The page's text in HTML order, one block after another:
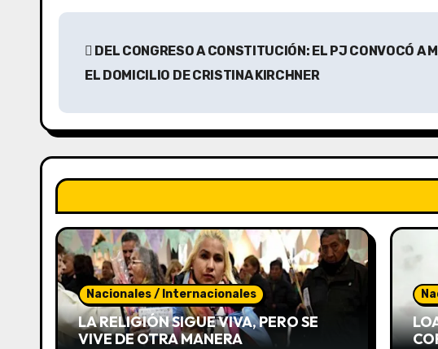
N
e
g
a
c
i
ó
n
DEL CONGRESO A CONSTITUCIÓN: EL PJ CONVOCÓ A
EL DOMICILIO DE CRISTINA KIRCHNER
Nacionales / Internacionales
LA RELIGIÓN SIGUE VIVA, PERO SE
VIVE DE OTRA MANERA